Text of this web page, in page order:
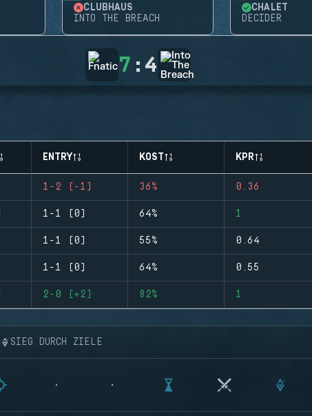
CLUBHAUS
INTO THE BREACH
CHALET
DECIDER
7 : 4
ENTRY KOST KPR
1-2 (-1) 36% 0.36
1-1 (0) 64% 1
1-1 (0) 55% 0.64
1-1 (0) 64% 0.55
2-0 (+2) 82% 1
SIEG DURCH ZIELE